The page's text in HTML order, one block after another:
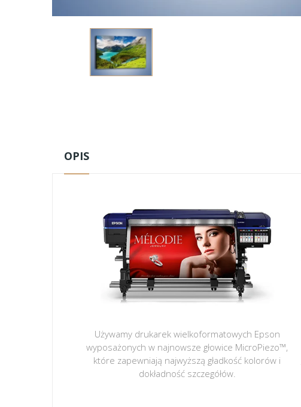
OPIS
Używamy drukarek wielkoformatowych Epson
wyposażonych w najnowsze głowice MicroPiezo™,
które zapewniają najwyższą gładkość kolorów i
dokładność szczegółów.